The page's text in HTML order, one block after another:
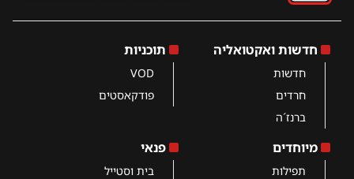
חדשות ואקטואליה
חדשות
חרדים
ברנז´ה
תוכניות
VOD
פודקאסטים
מיוחדים
תפילות
פנאי
בית וסטייל